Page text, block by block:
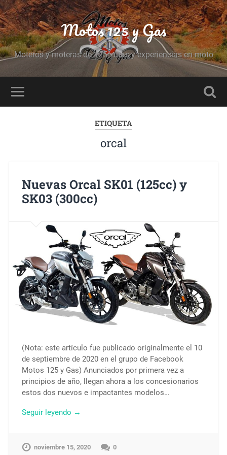
Motos 125 y Gas
Moteros y moteras de 125, rutas y experiencias en moto
ETIQUETA
orcal
Nuevas Orcal SK01 (125cc) y
SK03 (300cc)
(Nota: este artículo fue publicado originalmente el 10
de septiembre de 2020 en el grupo de Facebook
Motos 125 y Gas) Anunciados por primera vez a
principios de año, llegan ahora a los concesionarios
estos dos nuevos e impactantes modelos…
Seguir leyendo →
noviembre 15, 2020 0